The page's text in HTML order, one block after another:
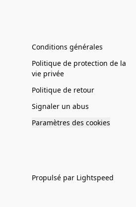
Conditions générales
Politique de protection de la
vie privée
Politique de retour
Signaler un abus
Paramètres des cookies
Propulsé par Lightspeed